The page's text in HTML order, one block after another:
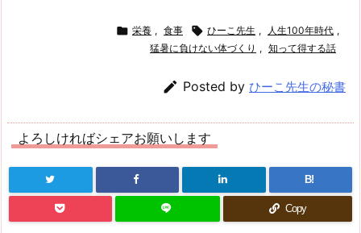
 栄養 , 食事  ひーこ先生 , 人生100年時代 ,
猛暑に負けない体づくり , 知って得する話
 Posted by ひーこ先生の秘書
よろしければシェアお願いします
B!
Copy